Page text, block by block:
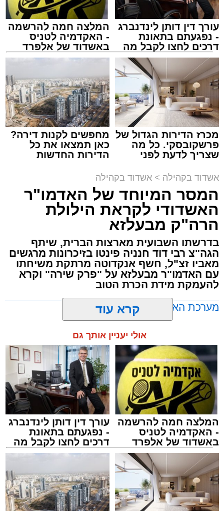
המרכז למורשת
מנהל האתר / 10:42 06.08.26
תגים:המרכז למורשת, "מהות"
ימים ספורים לתום בין הזמנים אב שהיה גדוש
בפעילויות שונות ומגוונות, במוצאי שבת הקרוב,
מלכה על ידי "המרכז למורשת" בראשות מ"מ ראש
העיר הרב אבי אמסלם בשיתוף הרשות העירונית
'מהות' בראשות חבר מועצת העיר הרב מני אזולאי.
האירוע הענק יתקיים כאמור ע"י 'המרכז למורשת'
ובשיתוף רשת ישיבות בין הזמנים 'חזון עובדיה'
מבית הרשות העירונית 'מהות' במסגרתה פועלות
עשרות נקודות של ישיבות בין הזמנים ברחבי העיר
שבהם לומדים מאות בחורי ישיבות ומתעלים
בתורה גם בימי החופש.
במופע סיום בין הזמנים שישולב עם מלווה מלכה
מוזיקלי יופיעו על במה אחת ענקי הזמר והרגש,
בנצי שטיין, יצחק בן ארזה ושמוליק קליין בליווי
תזמורת מורחבת בניצוחו של מאסטרו דני אבידני.
עורך דין דותן לינדנברג
- נפגעתם בתאונת
דרכים לחצו לקבל מה
שמגיע לכם
המלצה חמה להרשמה
- האקדמיה לטניס
באשדוד של אלפרד
קריאולנסקי - לילדים
מכרז הדירות הגדול של
פרשקובסקי. כל מה
שצריך לדעת לפני
באשדוד
מחפשים לקנות דירה?
כאן תמצאו את כל
הדירות החדשות
אשדוד בקהילה > אשדוד בקהילה
המסר המיוחד של האדמו"ר
האשדודי לקראת הילולת
הרה"ק מבעלזא
בדרשתו השבועית מארצות הברית, שיתף
הגה"צ רבי דוד חנניה פינטו בזיכרונות מרגשים
מאביו זצ"ל, חשף אנקדוטה מרתקת משיחתו
עם האדמו"ר מבעלזא על "פרק שירה" וקרא
להעמקת מידת הכרת הטוב
מערכת האתר / 00:23 06.08.26
תגים:אשדוד, בעלזא הילולא
קרא עוד
אולי יעניין אותך גם
המלצה חמה להרשמה
- האקדמיה לטניס
באשדוד של אלפרד
קריאולנסקי - לילדים
עורך דין דותן לינדנברג
- נפגעתם בתאונת
דרכים לחצו לקבל מה
שמגיע לכם